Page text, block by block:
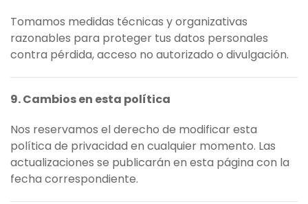
Tomamos medidas técnicas y organizativas
razonables para proteger tus datos personales
contra pérdida, acceso no autorizado o divulgación.
9. Cambios en esta política
Nos reservamos el derecho de modificar esta
política de privacidad en cualquier momento. Las
actualizaciones se publicarán en esta página con la
fecha correspondiente.